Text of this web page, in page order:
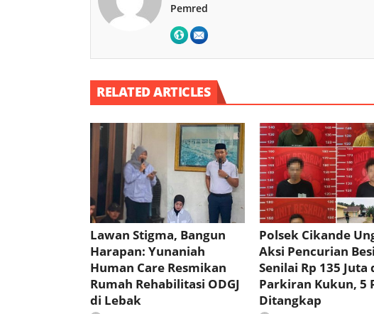
Pemred
RELATED ARTICLES
Lawan Stigma, Bangun
Harapan: Yunaniah
Human Care Resmikan
Rumah Rehabilitasi ODGJ
di Lebak
Polsek Cikande
Aksi Pencurian
Senilai Rp 135 Juta
Parkiran Kukun, 5
Ditangkap